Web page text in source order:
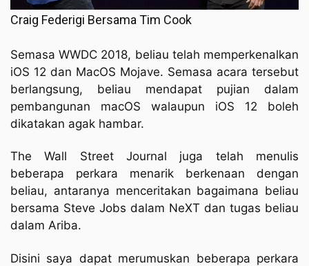
Craig Federigi Bersama Tim Cook
Semasa WWDC 2018, beliau telah memperkenalkan
iOS 12 dan MacOS Mojave. Semasa acara tersebut
berlangsung, beliau mendapat pujian dalam
pembangunan macOS walaupun iOS 12 boleh
dikatakan agak hambar.
The Wall Street Journal juga telah menulis
beberapa perkara menarik berkenaan dengan
beliau, antaranya menceritakan bagaimana beliau
bersama Steve Jobs dalam NeXT dan tugas beliau
dalam Ariba.
Disini saya dapat merumuskan beberapa perkara